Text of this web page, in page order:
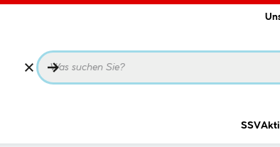
SSV